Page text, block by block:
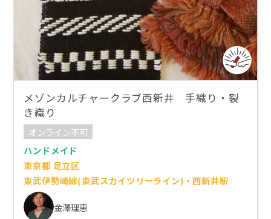
メゾンカルチャークラブ西新井 手織り・裂
き織り
オンライン不可
ハンドメイド
東京都 足立区
東武伊勢崎線(東武スカイツリーライン)・西新井駅
金澤理恵